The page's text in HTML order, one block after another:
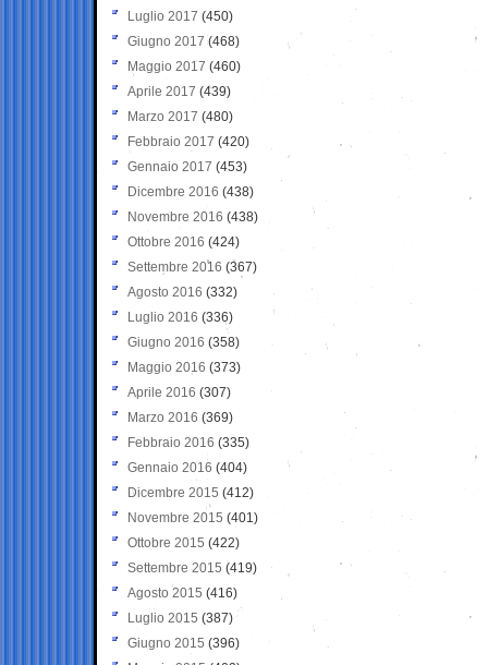
Luglio 2017 (450)
Giugno 2017 (468)
Maggio 2017 (460)
Aprile 2017 (439)
Marzo 2017 (480)
Febbraio 2017 (420)
Gennaio 2017 (453)
Dicembre 2016 (438)
Novembre 2016 (438)
Ottobre 2016 (424)
Settembre 2016 (367)
Agosto 2016 (332)
Luglio 2016 (336)
Giugno 2016 (358)
Maggio 2016 (373)
Aprile 2016 (307)
Marzo 2016 (369)
Febbraio 2016 (335)
Gennaio 2016 (404)
Dicembre 2015 (412)
Novembre 2015 (401)
Ottobre 2015 (422)
Settembre 2015 (419)
Agosto 2015 (416)
Luglio 2015 (387)
Giugno 2015 (396)